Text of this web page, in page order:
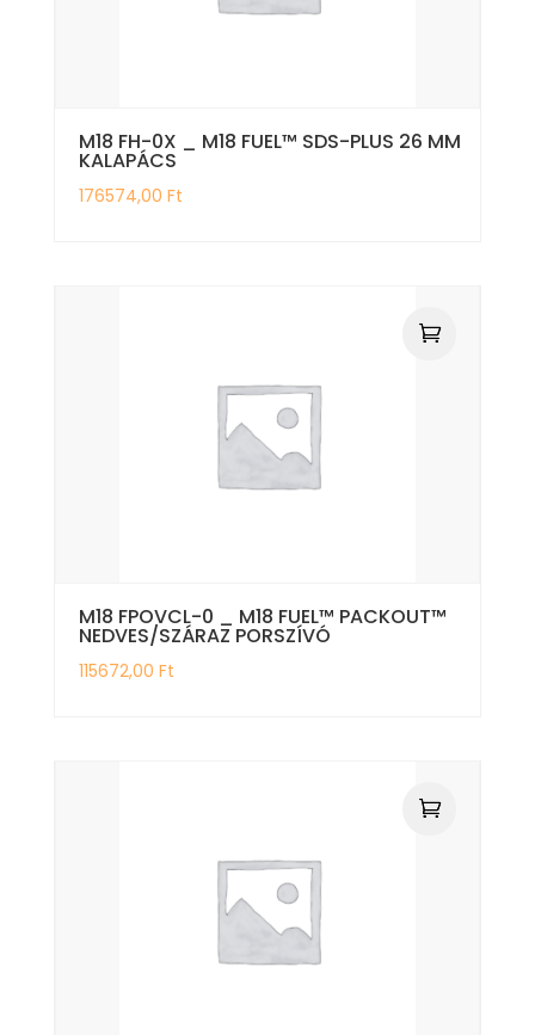
M18 FH-0X _ M18 FUEL™ SDS-PLUS 26 MM
KALAPÁCS
176574,00 Ft
M18 FPOVCL-0 _ M18 FUEL™ PACKOUT™
NEDVES/SZÁRAZ PORSZÍVÓ
115672,00 Ft